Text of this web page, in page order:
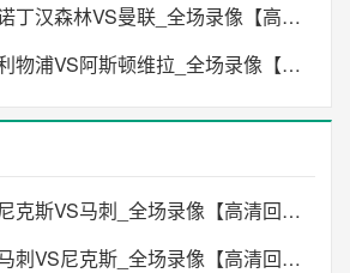
2026年05月17日 诺丁汉森林VS曼联_全场录像【高清回放】
2026年05月16日 利物浦VS阿斯顿维拉_全场录像【高清回放】
2026年06月14日 尼克斯VS马刺_全场录像【高清回放】
2026年06月11日 马刺VS尼克斯_全场录像【高清回放】